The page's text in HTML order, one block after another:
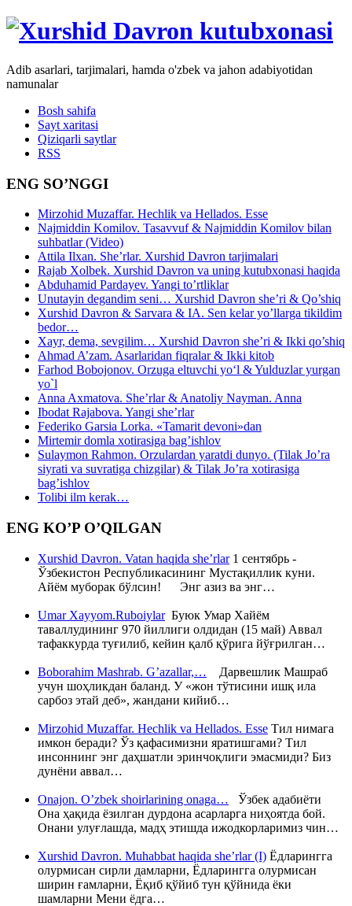
Adib asarlari, tarjimalari, hamda o'zbek va jahon adabiyotidan
namunalar
Bosh sahifa
Sayt xaritasi
Qiziqarli saytlar
RSS
ENG SO’NGGI
Mirzohid Muzaffar. Hechlik va Hellados. Esse
Najmiddin Komilov. Tasavvuf & Najmiddin Komilov bilan
suhbatlar (Video)
Attila Ilxan. She’rlar. Xurshid Davron tarjimalari
Rajab Xolbek. Xurshid Davron va uning kutubxonasi haqida
Abduhamid Pardayev. Yangi to’rtliklar
Unutayin degandim seni… Xurshid Davron she’ri & Qo’shiq
Xurshid Davron & Sarvara & IA. Sen kelar yo’llarga tikildim
bedor…
Xayr, dema, sevgilim… Xurshid Davron she’ri & Ikki qo’shiq
Ahmad A’zam. Asarlaridan fiqralar & Ikki kitob
Farhod Bobojonov. Orzuga eltuvchi yo‘l & Yulduzlar yurgan
yo`l
Anna Axmatova. She’rlar & Anatoliy Nayman. Anna
Ibodat Rajabova. Yangi she’rlar
Federiko Garsia Lorka. «Tamarit devoni»dan
Mirtemir domla xotirasiga bag’ishlov
Sulaymon Rahmon. Orzulardan yaratdi dunyo. (Tilak Jo’ra
siyrati va suvratiga chizgilar) & Tilak Jo’ra xotirasiga
bag’ishlov
Tolibi ilm kerak…
ENG KO’P O’QILGAN
Xurshid Davron. Vatan haqida she’rlar1 сентябрь -
Ўзбекистон Республикасининг Мустақиллик куни.
Айём муборак бўлсин! Энг азиз ва энг…
Umar Xayyom.RuboiylarБуюк Умар Хайём
таваллудининг 970 йиллиги олдидан (15 май) Аввал
тафаккурда туғилиб, кейин қалб қўрига йўғрилган…
Boborahim Mashrab. G’azallar,… Дарвешлик Машраб
учун шоҳликдан баланд. У «жон тўтисини ишқ ила
сарбоз этай деб», жандани кийиб…
Mirzohid Muzaffar. Hechlik va Hellados. Esse Тил нимага
имкон беради? Ўз қафасимизни яратишгами? Тил
инсоннинг энг даҳшатли эринчоқлиги эмасмиди? Биз
дунёни аввал…
Onajon. O’zbek shoirlarining onaga… Ўзбек адабиёти
Она ҳақида ёзилган дурдона асарларга ниҳоятда бой.
Онани улуғлашда, мадҳ этишда ижодкорларимиз чин…
Xurshid Davron. Muhabbat haqida she’rlar (I) Ёдларингга
олурмисан сирли дамларни, Ёдларингга олурмисан
ширин ғамларни, Ёқиб қўйиб тун қўйнида ёки
шамларни Мени ёдга…